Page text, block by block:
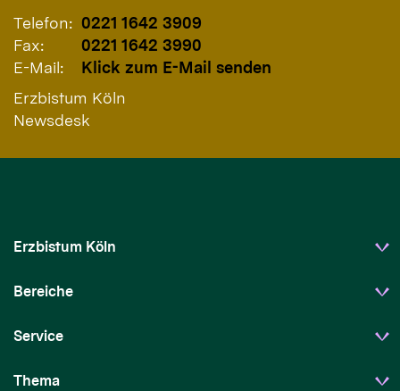
Telefon: 0221 1642 3909
Fax:
0221 1642 3990
E-Mail:
Klick zum E-Mail senden
Erzbistum Köln
Newsdesk
Erzbistum Köln
Bereiche
Service
Thema